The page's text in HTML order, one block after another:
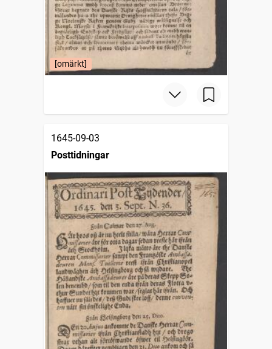
[omärkt]
1645-09-03
Posttidningar